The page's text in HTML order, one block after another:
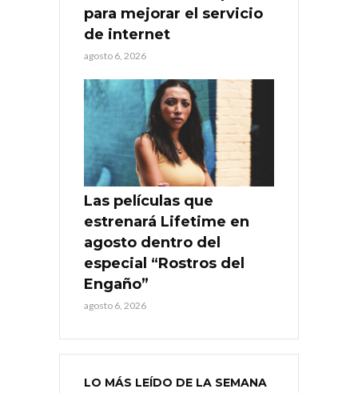
para mejorar el servicio
de internet
agosto 6, 2026
Las películas que
estrenará Lifetime en
agosto dentro del
especial “Rostros del
Engaño”
agosto 6, 2026
LO MÁS LEÍDO DE LA SEMANA